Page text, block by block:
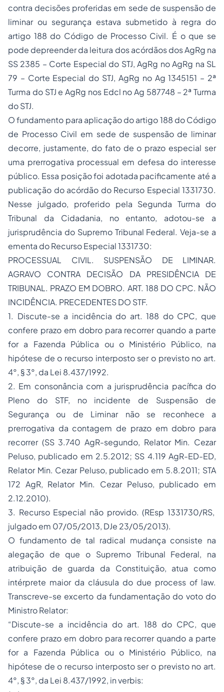
contra decisões proferidas em sede de suspensão de
liminar ou segurança estava submetido à regra do
artigo 188 do Código de Processo Civil. É o que se
pode depreender da leitura dos acórdãos dos AgRg na
SS 2385 – Corte Especial do STJ, AgRg no AgRg na SL
79 – Corte Especial do STJ, AgRg no Ag 1345151 – 2ª
Turma do STJ e AgRg nos Edcl no Ag 587748 – 2ª Turma
do STJ.
O fundamento para aplicação do artigo 188 do Código
de Processo Civil em sede de suspensão de liminar
decorre, justamente, do fato de o prazo especial ser
uma prerrogativa processual em defesa do interesse
público. Essa posição foi adotada pacificamente até a
publicação do acórdão do Recurso Especial 1331730.
Nesse julgado, proferido pela Segunda Turma do
Tribunal da Cidadania, no entanto, adotou-se a
jurisprudência do Supremo Tribunal Federal. Veja-se a
ementa do Recurso Especial 1331730:
PROCESSUAL CIVIL. SUSPENSÃO DE LIMINAR.
AGRAVO CONTRA DECISÃO DA PRESIDÊNCIA DE
TRIBUNAL. PRAZO EM DOBRO. ART. 188 DO CPC. NÃO
INCIDÊNCIA. PRECEDENTES DO STF.
1. Discute-se a incidência do art. 188 do CPC, que
confere prazo em dobro para recorrer quando a parte
for a Fazenda Pública ou o Ministério Público, na
hipótese de o recurso interposto ser o previsto no art.
4°, § 3°, da Lei 8.437/1992.
2. Em consonância com a jurisprudência pacífica do
Pleno do STF, no incidente de Suspensão de
Segurança ou de Liminar não se reconhece a
prerrogativa da contagem de prazo em dobro para
recorrer (SS 3.740 AgR-segundo, Relator Min. Cezar
Peluso, publicado em 2.5.2012; SS 4.119 AgR-ED-ED,
Relator Min. Cezar Peluso, publicado em 5.8.2011; STA
172 AgR, Relator Min. Cezar Peluso, publicado em
2.12.2010).
3. Recurso Especial não provido. (REsp 1331730/RS,
julgado em 07/05/2013, DJe 23/05/2013).
O fundamento de tal radical mudança consiste na
alegação de que o Supremo Tribunal Federal, na
atribuição de guarda da Constituição, atua como
intérprete maior da cláusula do due process of law.
Transcreve-se excerto da fundamentação do voto do
Ministro Relator:
“Discute-se a incidência do art. 188 do CPC, que
confere prazo em dobro para recorrer quando a parte
for a Fazenda Pública ou o Ministério Público, na
hipótese de o recurso interposto ser o previsto no art.
4°, § 3°, da Lei 8.437/1992, in verbis: